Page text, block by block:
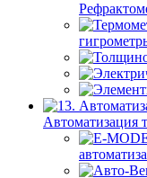
Автоматизация